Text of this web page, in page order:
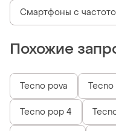
Смартфоны с
Похожие
Tecno pova Tecno
Tecno pop 4